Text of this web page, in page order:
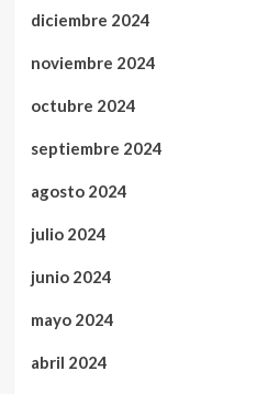
diciembre 2024
noviembre 2024
octubre 2024
septiembre 2024
agosto 2024
julio 2024
junio 2024
mayo 2024
abril 2024